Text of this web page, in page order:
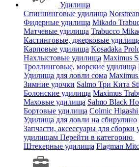
Удилища
Спиннинговые удилища
Фидерные удилища Mikado
Матчевые удилища Trabucco
Кастинговые, джерковые
Карповые удилища Kosadaka
Нахлыстовые удилища Maximus
Троллинговые, морские удилища
Удилища для ловли сома Maximus
Зимние удочки Salmo Три Кита
Болонские удилища Maximus
Маховые удилища Salmo Black
Бортовые удилища Colmic Higashi
Удилища для ловли на сбирулино
Запчасти, аксессуары для
удилищам Перейти в категорию
Штекерные удилища Flagman